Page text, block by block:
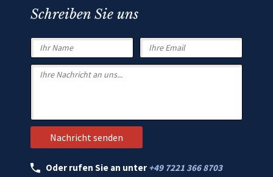
Schreiben Sie uns
Oder rufen Sie an unter +49 7221 366 8703